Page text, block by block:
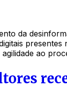
da
agilidade ao